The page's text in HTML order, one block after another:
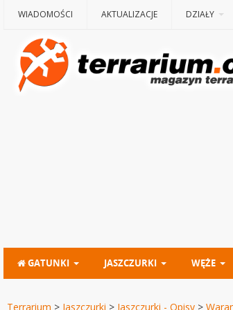
WIADOMOŚCI AKTUALIZACJE DZIAŁY
GATUNKI JASZCZURKI WĘŻE
Terrarium > Jaszczurki > Jaszczurki - Opisy >